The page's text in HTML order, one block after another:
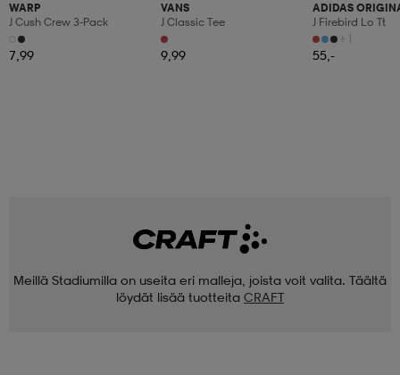
WARP
J Cush Crew 3-Pack
7,99
VANS
J Classic Tee
9,99
ADIDAS
J Firebird Lo Tt
+1
55,-
Meillä Stadiumilla on useita eri malleja, joista voit valita. Täältä
löydät lisää tuotteita CRAFT